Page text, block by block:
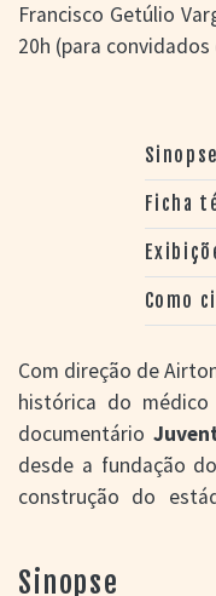
Francisco Getúlio
20h (para convidados
Sinopse
Ficha
Como
Com direção de
histórica do
documentário
desde a fundação
construção do
títulos e jogos. "O
Sinopse